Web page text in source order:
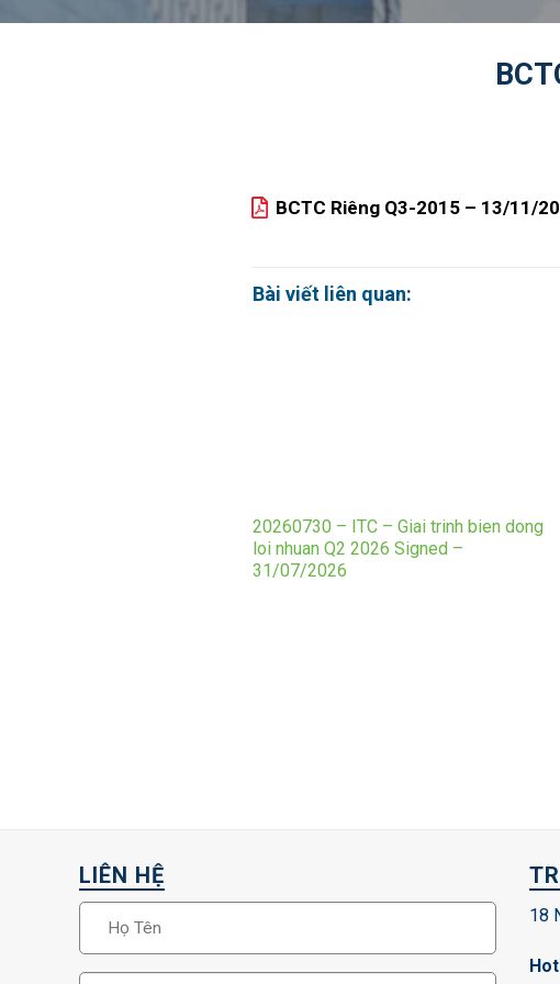
BCTC Riêng Q3-2015 – 13/11/
Bài viết liên quan:
20260730 – ITC – Giai trinh bien dong
loi nhuan Q2 2026 Signed –
31/07/2026
LIÊN HỆ
18